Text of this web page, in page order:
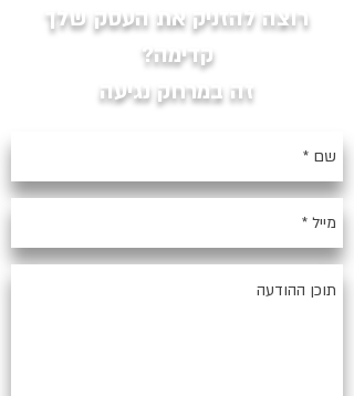
רוצה להזניק את העסק שלך
קדימה?
זה במרחק נגיעה